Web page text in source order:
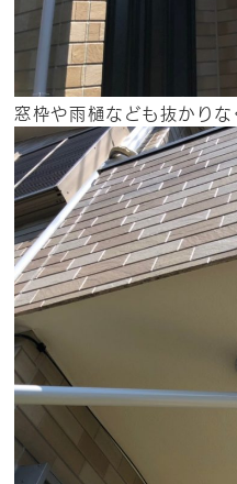
窓枠や雨樋なども抜かり